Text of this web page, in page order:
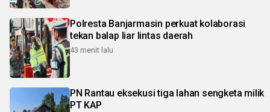
Polresta Banjarmasin perkuat kolaborasi
tekan balap liar lintas daerah
43 menit lalu
PN Rantau eksekusi tiga lahan sengketa milik
PT KAP